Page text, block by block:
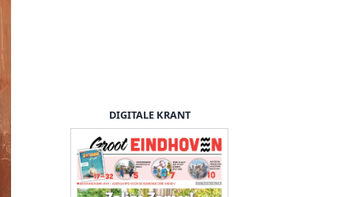
DIGITALE KRANT